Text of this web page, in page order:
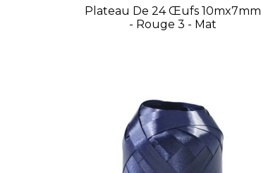
Plateau De 24 Œufs 10mx7mm
- Rouge 3 - Mat